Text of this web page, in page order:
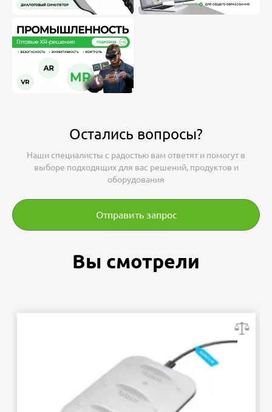
Остались вопросы?
Наши специалисты с радостью вам ответят и помогут в
выборе подходящих для вас решений, продуктов и
оборудования
Отправить запрос
Вы смотрели